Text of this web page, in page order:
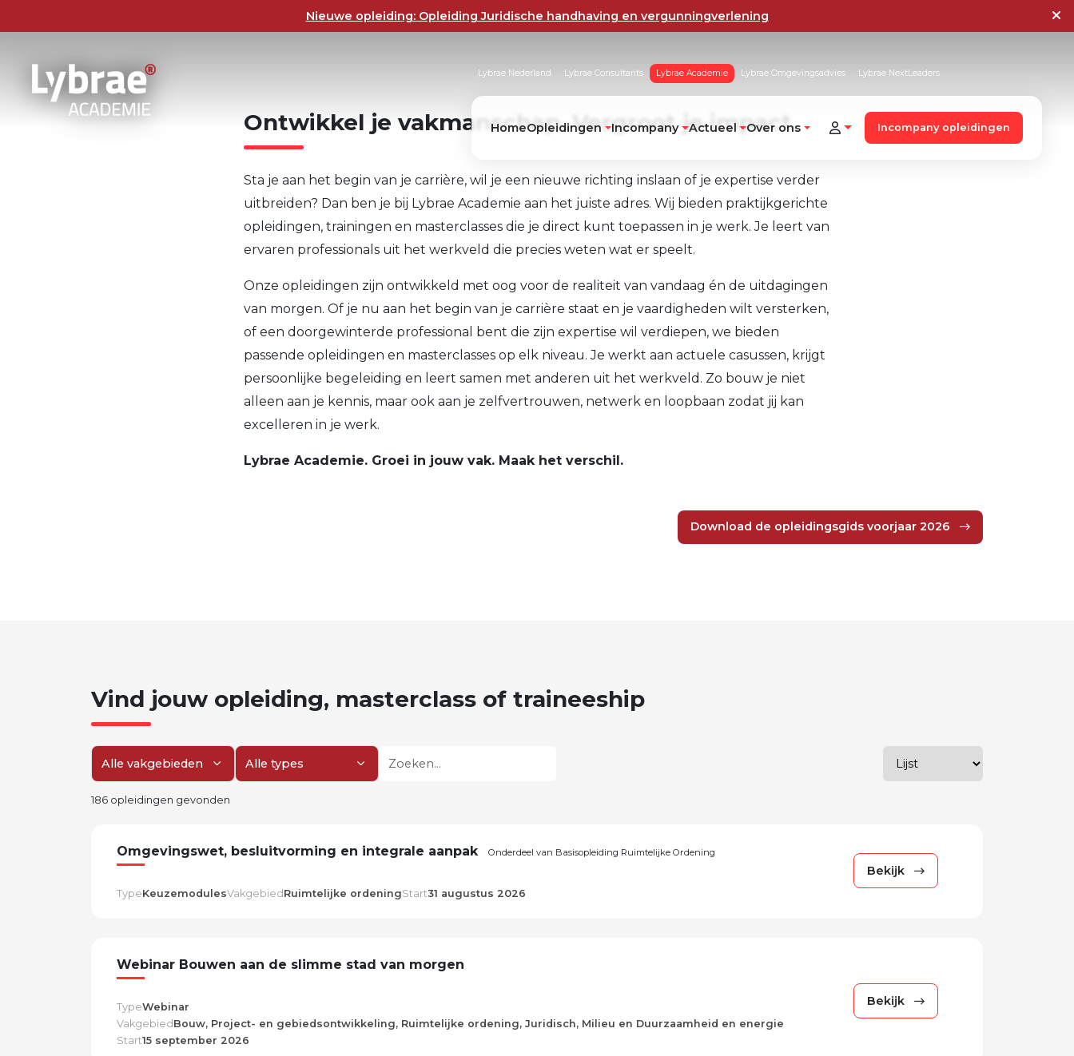
Nieuwe opleiding: Opleiding Juridische handhaving en vergunningverlening
Lybrae Nederland Lybrae Consultants Lybrae Academie Lybrae Omgevingsadvies Lybrae NextLeaders
HomeOpleidingen Incompany Actueel Over ons Incompany opleidingen
Ontwikkel je vakmanschap. Vergroot je impact.
Sta je aan het begin van je carrière, wil je een nieuwe richting inslaan of je expertise verder
uitbreiden? Dan ben je bij Lybrae Academie aan het juiste adres. Wij bieden praktijkgerichte
opleidingen, trainingen en masterclasses die je direct kunt toepassen in je werk. Je leert van
ervaren professionals uit het werkveld die precies weten wat er speelt.
Onze opleidingen zijn ontwikkeld met oog voor de realiteit van vandaag én de uitdagingen
van morgen. Of je nu aan het begin van je carrière staat en je vaardigheden wilt versterken,
of een doorgewinterde professional bent die zijn expertise wil verdiepen, we bieden
passende opleidingen en masterclasses op elk niveau. Je werkt aan actuele casussen, krijgt
persoonlijke begeleiding en leert samen met anderen uit het werkveld. Zo bouw je niet
alleen aan je kennis, maar ook aan je zelfvertrouwen, netwerk en loopbaan zodat jij kan
excelleren in je werk.
Lybrae Academie. Groei in jouw vak. Maak het verschil.
Download de opleidingsgids voorjaar 2026
Vind jouw opleiding, masterclass of traineeship
Filter op vakgebied
Filter op type
Zoeken Wijzig weergave
186 opleidingen gevonden
Omgevingswet, besluitvorming en integrale aanpak Onderdeel van Basisopleiding Ruimtelijke Ordening
TypeKeuzemodulesVakgebied Ruimtelijke ordeningStart31 augustus 2026
Bekijk
Webinar Bouwen aan de slimme stad van morgen
TypeWebinar
Vakgebied Bouw, Project- en gebiedsontwikkeling, Ruimtelijke ordening, Juridisch, Milieu en Duurzaamheid en energie
Start15 september 2026
Bekijk